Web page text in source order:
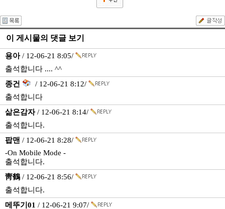
이 게시물의 댓글 보기
용아/ 12-06-21 8:05/
출석합니다 .... ^^
종건
/ 12-06-21 8:12/
출석합니다
삶은감자/ 12-06-21 8:14/
출석합니다.
팝맨 / 12-06-21 8:28/
-On Mobile Mode -
출석합니다.
靑鶴 / 12-06-21 8:56/
출석합니다.
메뚜기01 / 12-06-21 9:07/